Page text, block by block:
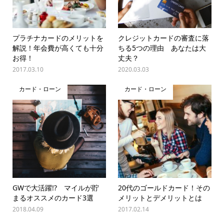
プラチナカードのメリットを
解説！年会費が高くても十分
お得！
2017.03.10
クレジットカードの審査に落
ちる5つの理由 あなたは大
丈夫？
2020.03.03
カード・ローン
GWで大活躍!? マイルが貯
まるオススメのカード3選
2018.04.09
カード・ローン
20代のゴールドカード！その
メリットとデメリットとは
2017.02.14